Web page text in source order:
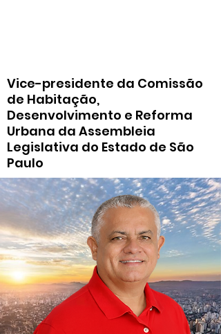
Vice-presidente da Comissão
de Habitação,
Desenvolvimento e Reforma
Urbana da Assembleia
Legislativa do Estado de São
Paulo